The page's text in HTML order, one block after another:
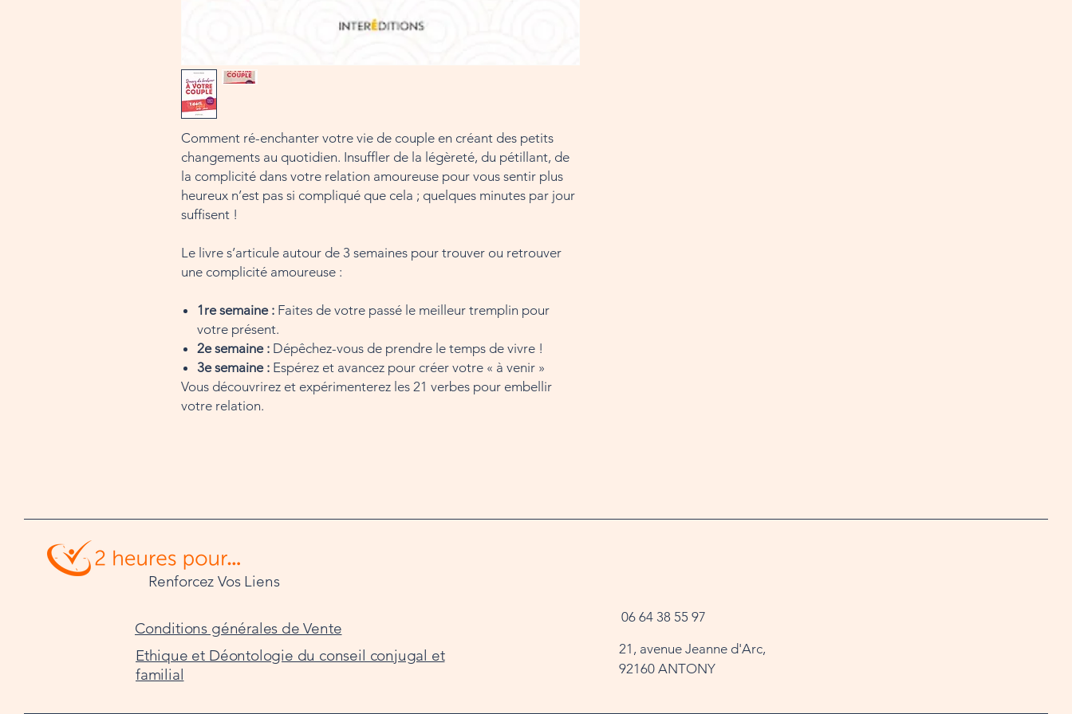
Comment ré-enchanter votre vie de couple en créant des petits
changements au quotidien. Insuffler de la légèreté, du pétillant, de
la complicité dans votre relation amoureuse pour vous sentir plus
heureux n’est pas si compliqué que cela ; quelques minutes par jour
suffisent !
Le livre s’articule autour de 3 semaines pour trouver ou retrouver
une complicité amoureuse :
1re semaine : Faites de votre passé le meilleur tremplin pour
votre présent.
2e semaine : Dépêchez-vous de prendre le temps de vivre !
3e semaine : Espérez et avancez pour créer votre « à venir »
Vous découvrirez et expérimenterez les 21 verbes pour embellir
votre relation.
Renforcez Vos Liens
Conditions générales de Vente
Ethique et Déontologie du conseil conjugal et
familial
06 64 38 55 97
21, avenue Jeanne d'Arc,
92160 ANTONY